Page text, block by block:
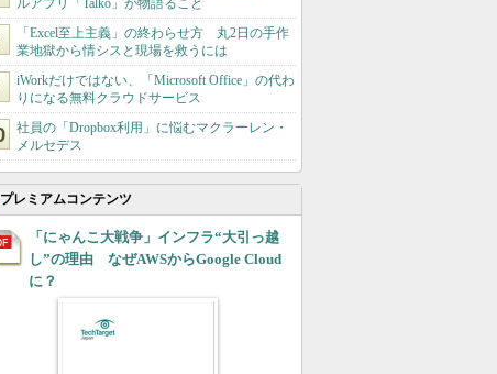
ルアプリ「Talko」が物語ること
「Excel至上主義」の終わらせ方 丸2日の手作
業地獄から情シスと現場を救うには
iWorkだけではない、「Microsoft Office」の代わ
りになる無料クラウドサービス
社員の「Dropbox利用」に悩むマクラーレン・
メルセデス
プレミアムコンテンツ
「にゃんこ大戦争」インフラ“大引っ越
し”の理由 なぜAWSからGoogle Cloud
に？